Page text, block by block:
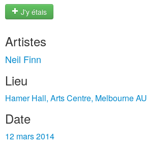
J'y étais
Artistes
Neil Finn
Lieu
Hamer Hall, Arts Centre, Melbourne AU
Date
12 mars 2014